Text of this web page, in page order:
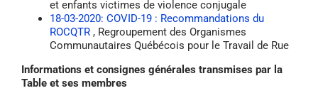
et enfants victimes de violence conjugale
18-03-2020: COVID-19 : Recommandations du
ROCQTR , Regroupement des Organismes
Communautaires Québécois pour le Travail de Rue
Informations et consignes générales transmises par la
Table et ses membres